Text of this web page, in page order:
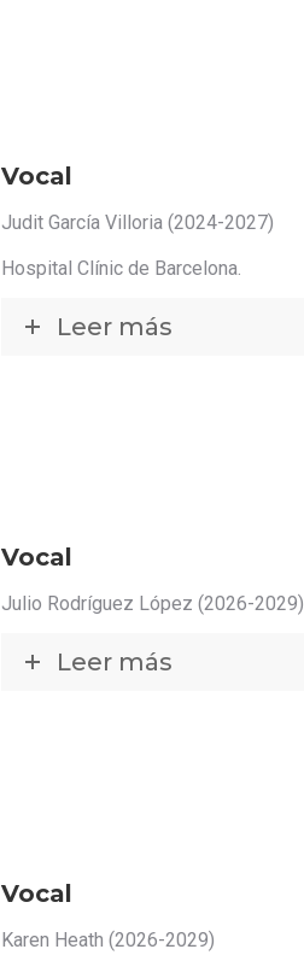
Vocal
Judit García Villoria (2024-2027)
Hospital Clínic de Barcelona.
Leer más
Vocal
Julio Rodríguez López (2026-2029)
Leer más
Vocal
Karen Heath (2026-2029)